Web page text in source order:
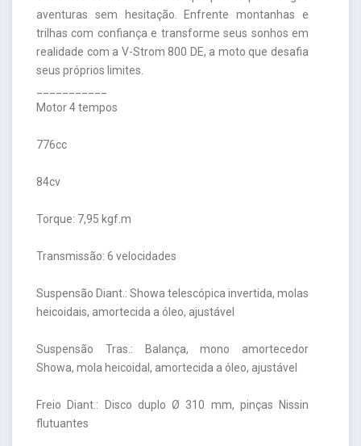
aventuras sem hesitação. Enfrente montanhas e
trilhas com confiança e transforme seus sonhos em
realidade com a V-Strom 800 DE, a moto que desafia
seus próprios limites.
Motor 4 tempos
776cc
84cv
Torque: 7,95 kgf.m
Transmissão: 6 velocidades
Suspensão Diant.: Showa telescópica invertida, molas
heicoidais, amortecida a óleo, ajustável
Suspensão Tras.: Balança, mono amortecedor
Showa, mola heicoidal, amortecida a óleo, ajustável
Freio Diant.: Disco duplo Ø 310 mm, pinças Nissin
flutuantes